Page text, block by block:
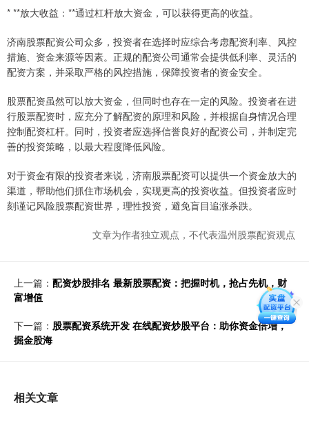
* **放大收益：**通过杠杆放大资金，可以获得更高的收益。
济南股票配资公司众多，投资者在选择时应综合考虑配资利率、风控
措施、资金来源等因素。正规的配资公司通常会提供低利率、灵活的
配资方案，并采取严格的风控措施，保障投资者的资金安全。
股票配资虽然可以放大资金，但同时也存在一定的风险。投资者在进
行股票配资时，应充分了解配资的原理和风险，并根据自身情况合理
控制配资杠杆。同时，投资者应选择信誉良好的配资公司，并制定完
善的投资策略，以最大程度降低风险。
对于资金有限的投资者来说，济南股票配资可以提供一个资金放大的
渠道，帮助他们抓住市场机会，实现更高的投资收益。但投资者应时
刻谨记风险股票配资世界，理性投资，避免盲目追涨杀跌。
文章为作者独立观点，不代表温州股票配资观点
上一篇： 配资炒股排名 最新股票配资：把握时机，抢占先机，财
富增值
下一篇： 股票配资系统开发 在线配资炒股平台：助你资金倍增，
掘金股海
相关文章